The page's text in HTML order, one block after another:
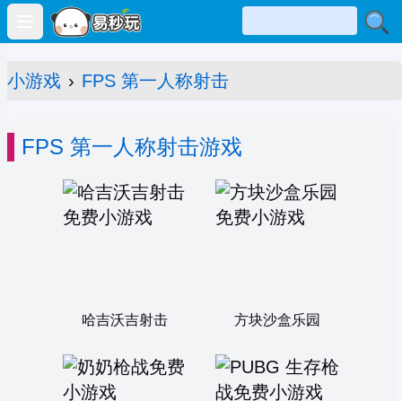
Open main menu
小游戏 › FPS 第一人称射击
FPS 第一人称射击游戏
哈吉沃吉射击 方块沙盒乐园